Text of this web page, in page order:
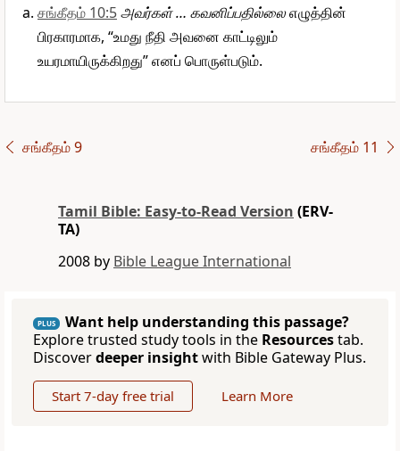
சங்கீதம் 10:5அவர்கள் … கவனிப்பதில்லைஎழுத்தின்
பிரகாரமாக, “உமது நீதி அவனை காட்டிலும்
உயரமாயிருக்கிறது” எனப் பொருள்படும்.
சங்கீதம் 9 சங்கீதம் 11
Tamil Bible: Easy-to-Read Version (ERV-
TA)
2008 by Bible League International
PLUS
Want help understanding this passage?
Explore trusted study tools in the Resourcestab.
Discoverdeeper insightwith Bible Gateway Plus.
Start 7-day free trial Learn More